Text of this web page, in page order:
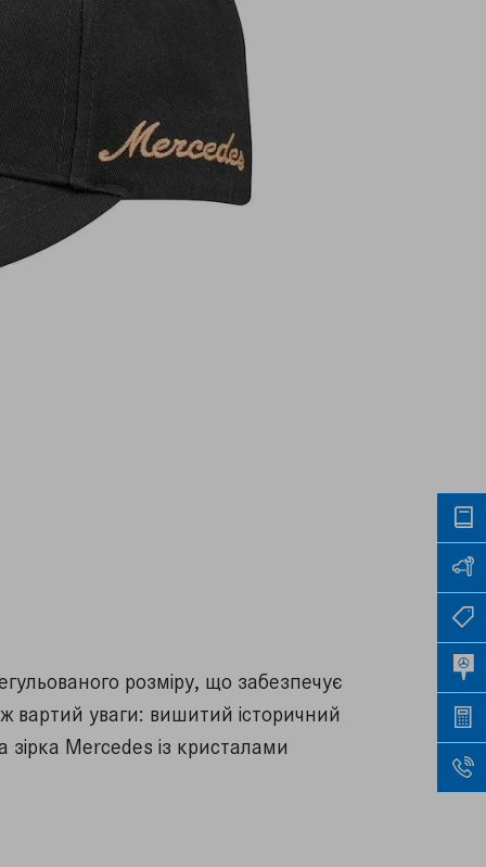
розміру, що забезпечує
уваги: вишитий історичний
Mercedes із кристалами